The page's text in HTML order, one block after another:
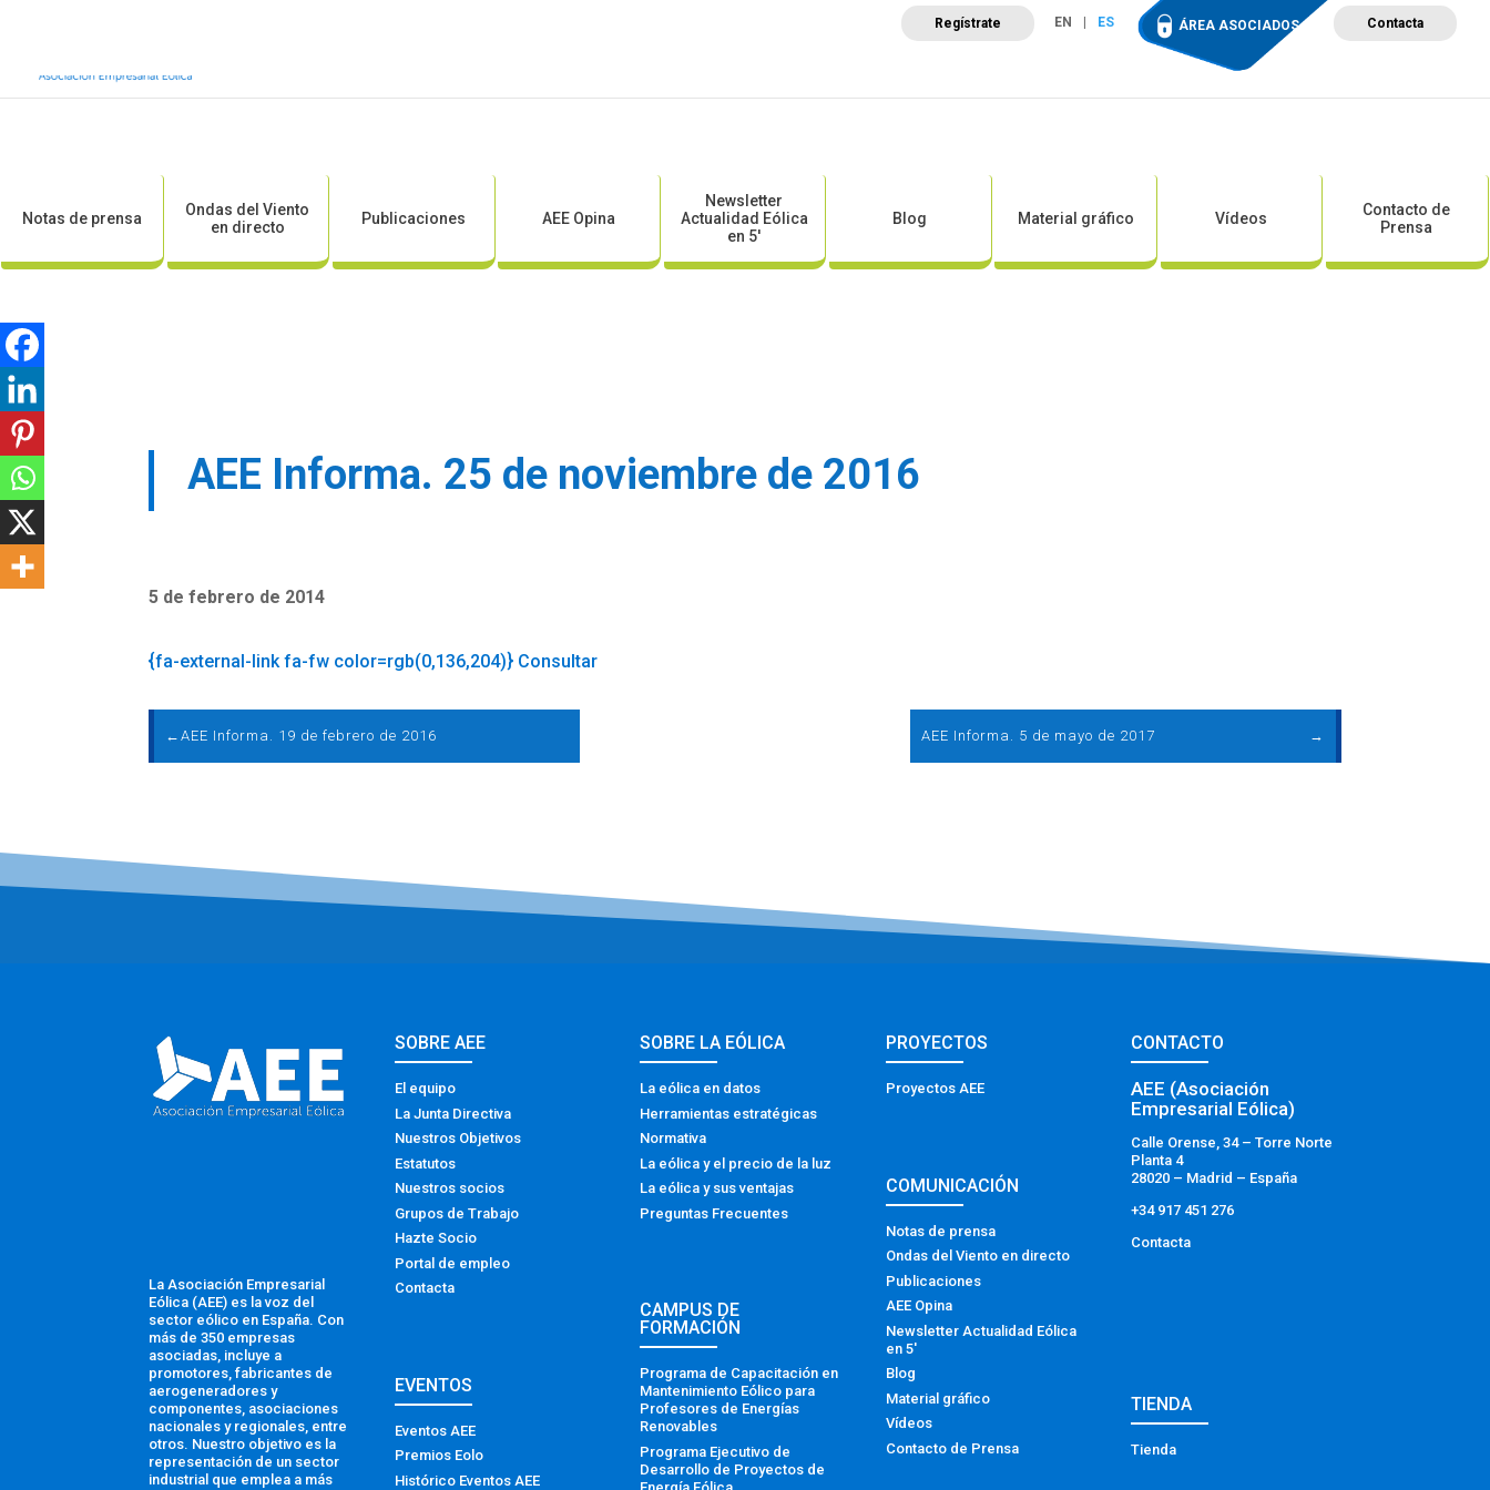
Regístrate EN ES ÁREA ASOCIADOS Contacta
Campus de Formación
Notas de prensa
Ondas del Viento
en directo
Publicaciones AEE Opina
Newsletter
Actualidad Eólica
en 5′
Blog Material gráfico Vídeos
Contacto de
Prensa
AEE Informa. 25 de noviembre de 2016
5 de febrero de 2014
{fa-external-link fa-fw color=rgb(0,136,204)} Consultar
←AEE Informa. 19 de febrero de 2016 AEE Informa. 5 de mayo de 2017 →
La Asociación Empresarial
Eólica (AEE) es la voz del
sector eólico en España. Con
más de 350 empresas
asociadas, incluye a
promotores, fabricantes de
aerogeneradores y
componentes, asociaciones
nacionales y regionales, entre
otros. Nuestro objetivo es la
representación de un sector
industrial que emplea a más
SOBRE AEE
El equipo
La Junta Directiva
Nuestros Objetivos
Estatutos
Nuestros socios
Grupos de Trabajo
Hazte Socio
Portal de empleo
Contacta
EVENTOS
Eventos AEE
Premios Eolo
Histórico Eventos AEE
SOBRE LA EÓLICA
La eólica en datos
Herramientas estratégicas
Normativa
La eólica y el precio de la luz
La eólica y sus ventajas
Preguntas Frecuentes
CAMPUS DE
FORMACIÓN
Programa de Capacitación en
Mantenimiento Eólico para
Profesores de Energías
Renovables
Programa Ejecutivo de
Desarrollo de Proyectos de
PROYECTOS
Proyectos AEE
COMUNICACIÓN
Notas de prensa
Ondas del Viento en directo
Publicaciones
AEE Opina
Newsletter Actualidad Eólica
en 5′
Blog
Material gráfico
Vídeos
Contacto de Prensa
CONTACTO
AEE (Asociación
Empresarial Eólica)
Calle Orense, 34 – Torre Norte
Planta 4
28020 – Madrid – España
+34 917 451 276
Contacta
TIENDA
Tienda